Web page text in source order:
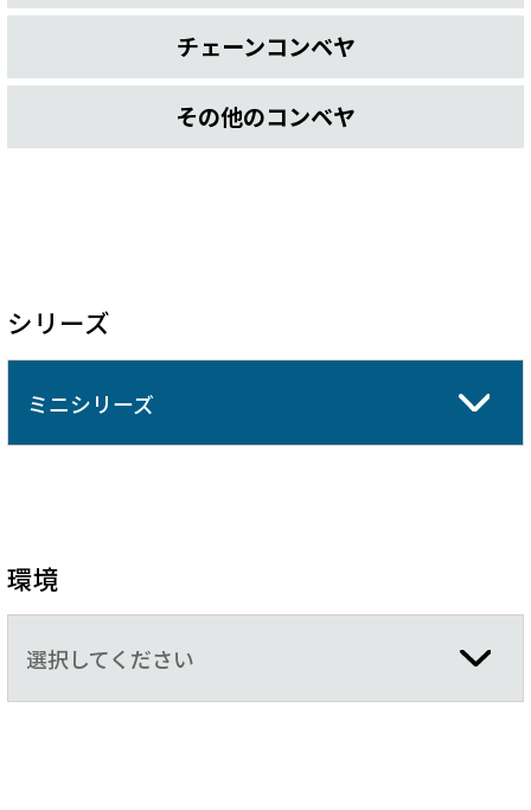
チェーンコンベヤ
その他のコンベヤ
シリーズ
ミニシリーズ
環境
選択してください